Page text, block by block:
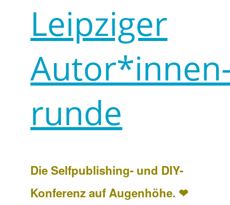
Leipziger
runde
Die Selfpublishing- und DIY-
Konferenz auf Augenhöhe. ❤